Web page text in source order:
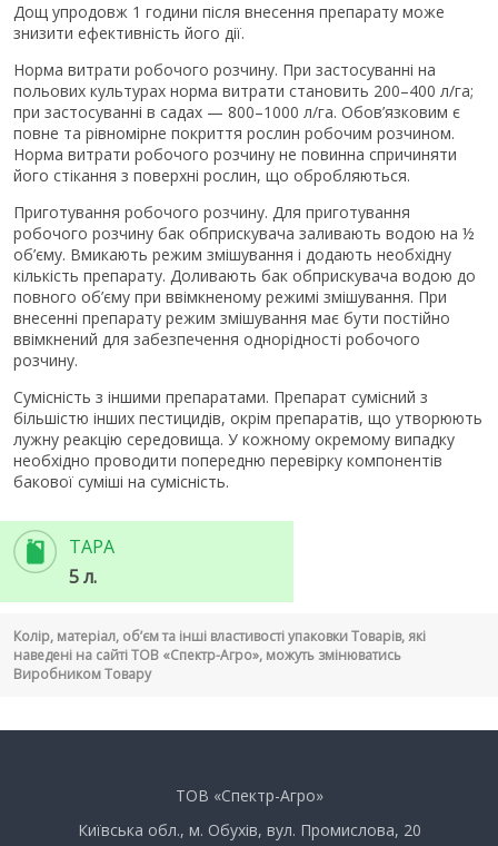
Дощ упродовж 1 години після внесення препарату може
знизити ефективність його дії.
Норма витрати робочого розчину. При застосуванні на
польових культурах норма витрати становить 200–400 л/га;
при застосуванні в садах — 800–1000 л/га. Обов’язковим є
повне та рівномірне покриття рослин робочим розчином.
Норма витрати робочого розчину не повинна спричиняти
його стікання з поверхні рослин, що обробляються.
Приготування робочого розчину. Для приготування
робочого розчину бак обприскувача заливають водою на ½
об’єму. Вмикають режим змішування і додають необхідну
кількість препарату. Доливають бак обприскувача водою до
повного об’єму при ввімкненому режимі змішування. При
внесенні препарату режим змішування має бути постійно
ввімкнений для забезпечення однорідності робочого
розчину.
Сумісність з іншими препаратами. Препарат сумісний з
більшістю інших пестицидів, окрім препаратів, що утворюють
лужну реакцію середовища. У кожному окремому випадку
необхідно проводити попередню перевірку компонентів
бакової суміші на сумісність.
ТАРА
5 л.
Колір, матеріал, об’єм та інші властивості упаковки Товарів, які
наведені на сайті ТОВ «Спектр-Агро», можуть змінюватись
Виробником Товару
ТОВ «Спектр-Агро»
Київська обл., м. Обухів, вул. Промислова, 20